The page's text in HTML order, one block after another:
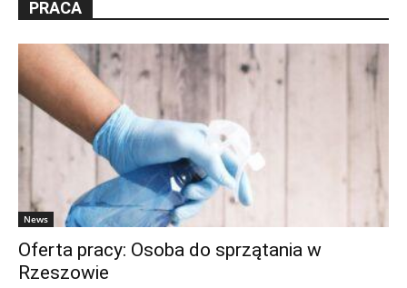
PRACA
News
Oferta pracy: Osoba do sprzątania w
Rzeszowie